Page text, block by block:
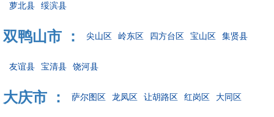
萝北县 绥滨县
双鸭山市 ： 尖山区 岭东区 四方台区 宝山区 集贤县
友谊县 宝清县 饶河县
大庆市 ： 萨尔图区 龙凤区 让胡路区 红岗区 大同区